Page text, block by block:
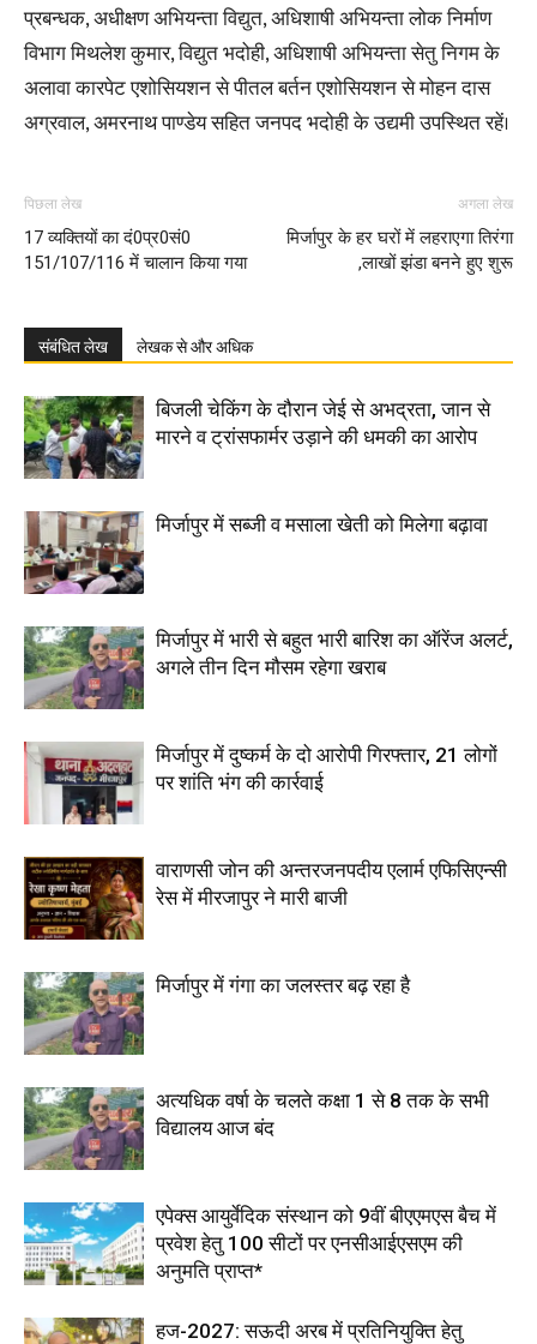
प्रबन्धक, अधीक्षण अभियन्ता विद्युत, अधिशाषी अभियन्ता लोक निर्माण
विभाग मिथलेश कुमार, विद्युत भदोही, अधिशाषी अभियन्ता सेतु निगम के
अलावा कारपेट एशोसियशन से पीतल बर्तन एशोसियशन से मोहन दास
अग्रवाल, अमरनाथ पाण्डेय सहित जनपद भदोही के उद्यमी उपस्थित रहें।
पिछला लेख
17 व्यक्तियों का दं0प्र0सं0
151/107/116 में चालान किया गया
अगला लेख
मिर्जापुर के हर घरों में लहराएगा तिरंगा
,लाखों झंडा बनने हुए शुरू
संबंधित लेख लेखक से और अधिक
बिजली चेकिंग के दौरान जेई से अभद्रता, जान से
मारने व ट्रांसफार्मर उड़ाने की धमकी का आरोप
मिर्जापुर में सब्जी व मसाला खेती को मिलेगा बढ़ावा
मिर्जापुर में भारी से बहुत भारी बारिश का ऑरेंज अलर्ट,
अगले तीन दिन मौसम रहेगा खराब
मिर्जापुर में दुष्कर्म के दो आरोपी गिरफ्तार, 21 लोगों
पर शांति भंग की कार्रवाई
वाराणसी जोन की अन्तरजनपदीय एलार्म एफिसिएन्सी
रेस में मीरजापुर ने मारी बाजी
मिर्जापुर में गंगा का जलस्तर बढ़ रहा है
अत्यधिक वर्षा के चलते कक्षा 1 से 8 तक के सभी
विद्यालय आज बंद
एपेक्स आयुर्वेदिक संस्थान को 9वीं बीएएमएस बैच में
प्रवेश हेतु 100 सीटों पर एनसीआईएसएम की
अनुमति प्राप्त*
हज-2027: सऊदी अरब में प्रतिनियुक्ति हेतु